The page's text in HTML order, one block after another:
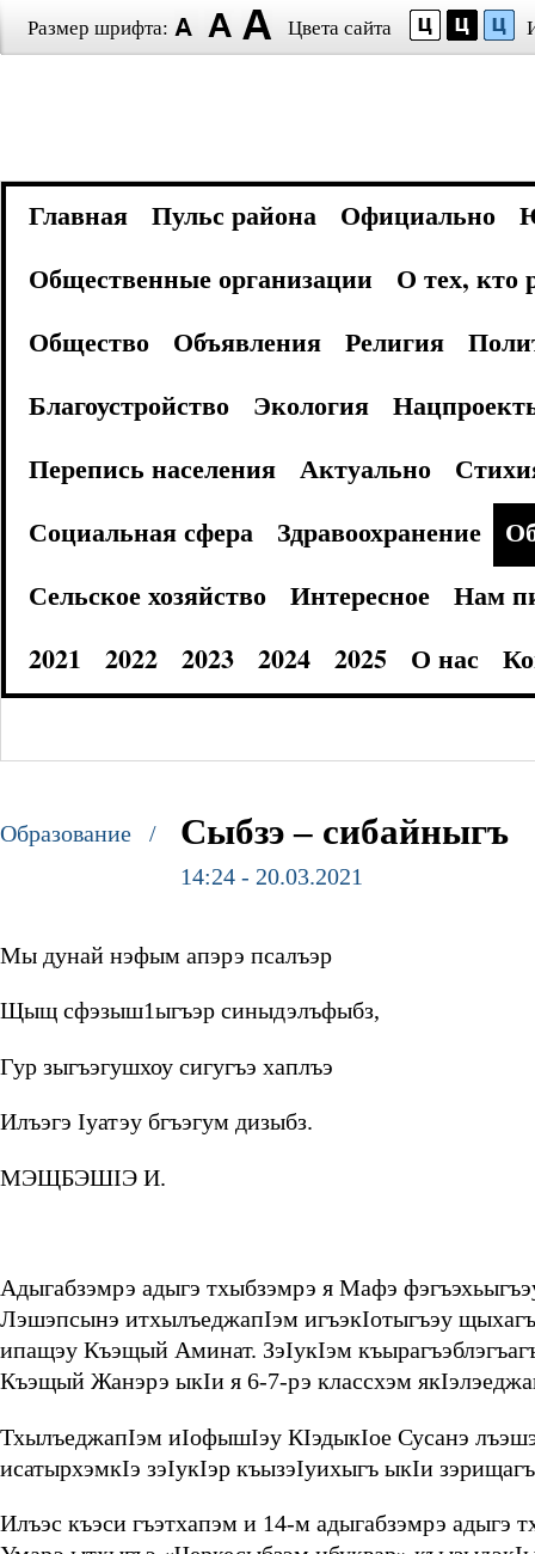
Размер шрифта: Цвета сайта
Главная Пульс района Официально
Общественные организации
О тех, кто
Общество
Объявления Религия
Благоустройство
Экология
Перепись населения
Актуально
Социальная сфера
Здравоохранение
Сельское хозяйство
Интересное
Нам
2021
2022 2023 2024 2025 О нас
Образование / Сыбзэ – сибайныгъ
14:24 - 20.03.2021
Мы дунай нэфым апэрэ псалъэр
Щыщ сфэзыш1ыгъэр синыдэлъфыбз,
Гур зыгъэгушхоу сигугъэ хаплъэ
Илъэгэ Iуатэу бгъэгум дизыбз.
МЭЩБЭШIЭ И.
Адыгабзэмрэ адыгэ тхыбзэмрэ я Мафэ
Лэшэпсынэ итхылъеджапIэм игъэкIотыгъэу
ипащэу Къэщый Аминат. ЗэIукIэм
Къэщый Жанэрэ ыкIи я 6-7-рэ классхэм
ТхылъеджапIэм иIофышIэу КIэдыкIое Сусанэ
исатырхэмкIэ зэIукIэр къызэIуихыгъ ыкIи
Илъэс къэси гъэтхапэм и 14-м адыгабзэмрэ